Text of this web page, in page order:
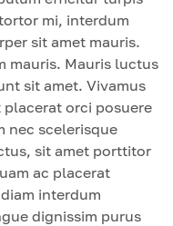
mi, interdum
sit amet mauris.
mauris. Mauris luctus
sit amet. Vivamus
placerat orci posuere
nec scelerisque
sit amet porttitor
ac placerat
interdum
dignissim purus